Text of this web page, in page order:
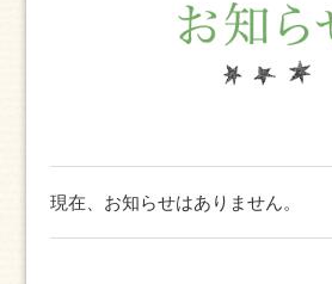
現在、お知らせはありません。